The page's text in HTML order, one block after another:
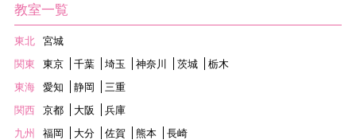
教室一覧
東北
宮城
関東
東京 千葉 埼玉 神奈川 茨城
栃木
東海
愛知 静岡
三重
関西
京都 大阪
兵庫
九州
福岡 大分 佐賀 熊本
長崎